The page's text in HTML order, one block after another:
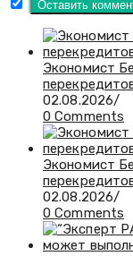
Экономист
02.08.2026/
0 Comments
Экономист
02.08.2026/
0 Comments